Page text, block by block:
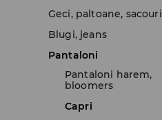
Geci, paltoane, sacouri
Blugi, jeans
Pantaloni
Pantaloni harem,
bloomers
Capri